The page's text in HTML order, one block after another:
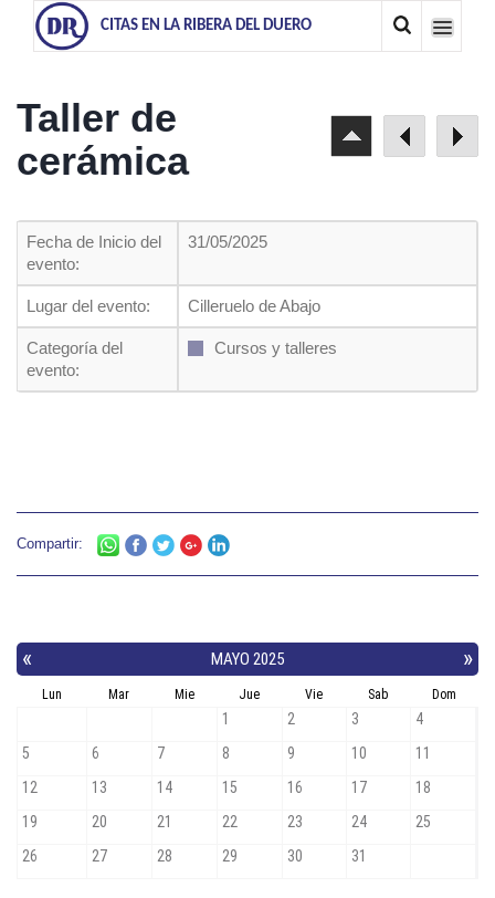
CITAS EN LA RIBERA DEL DUERO
Taller de
cerámica
Fecha de Inicio del
evento:
31/05/2025
Lugar del evento: Cilleruelo de Abajo
Categoría del
evento:
Cursos y talleres
Compartir: